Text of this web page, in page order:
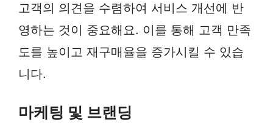
고객의 의견을 수렴하여 서비스 개선에 반
영하는 것이 중요해요. 이를 통해 고객 만족
도를 높이고 재구매율을 증가시킬 수 있습
니다.
마케팅 및 브랜딩